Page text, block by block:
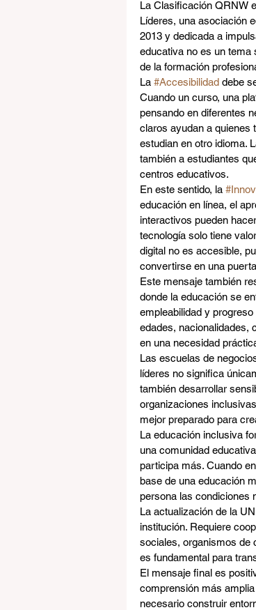
La Clasificación QRNW
Líderes, una asociación
2013 y dedicada a
educativa no es un tema
de la formación
La #Accesibilidad debe
Cuando un curso, una
pensando en diferentes
claros ayudan a quienes
estudian en otro idioma.
también a estudiantes
centros educativos.
En este sentido, la
educación en línea, el
interactivos pueden
tecnología solo tiene
digital no es accesible,
convertirse en una
Este mensaje también
donde la educación se
empleabilidad y
edades, nacionalidades,
en una necesidad
Las escuelas de
líderes no significa
también desarrollar
organizaciones
mejor preparado para
La educación inclusiva
una comunidad
participa más. Cuando
base de una educación
persona las condiciones
La actualización de la
institución. Requiere
sociales, organismos de
es fundamental para
El mensaje final es
comprensión más
necesario construir